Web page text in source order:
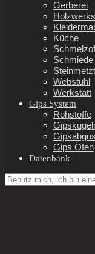
Gerberei
Küche
Schmiede
Webstuhl
Werkstatt
Gips System
Rohstoffe
Gips Ofen
Datenbank